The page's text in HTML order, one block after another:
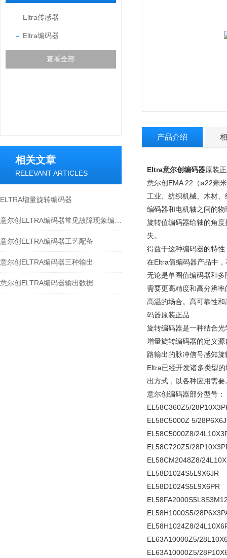
Eltra传感器
Eltra编码器
查看全部
相关文章
RELEVANT ARTICLES
ELTRA增量旋转编码器
意尔创ELTRA编码器工艺配备
意尔创ELTRA编码器三种输出
意尔创ELTRA编码器输出数据
产品介绍
Eltra意尔创编码器原装
意尔创EMA 22（ø22毫
工业、纺织机械、木材
编码器和电机轴之间的
旋转值编码器给轴的角
失。
得益于这种编码器的特
在Eltra值编码器产品中
无论是单圈值编码器和
需要更高精度和高分辨
高温的场合。高可靠性
码器原装正品
旋转编码器是一种结合
增量旋转编码器的定义
路输出的脉冲信号感知
Eltra已经开发诸多类型
出方式，以各种应用需要
意尔创编码器部分型号：
EL58C360Z5/
EL58C5000Z 5/
EL58C5000Z8/
EL58C720Z5/
EL58CM2048Z8/
EL58D1024S5L9X6JR
EL58D1024S5L9X6PR
EL58H1000S5/
EL58H1024Z8/
EL63A10000Z5/
EL63A10000Z5/